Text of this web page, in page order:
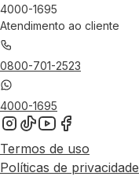
4000-1695
Atendimento ao cliente
0800-701-2523
4000-1695
Termos de uso
Políticas de privacidade